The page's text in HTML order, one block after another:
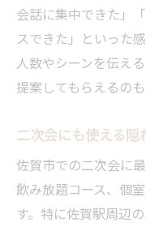
会話に集中できた」
スできた」といった
人数やシーンを伝え
提案してもらえるのも
二次会にも使える
佐賀市での二次会に
飲み放題コース、個
す。特に佐賀駅周辺